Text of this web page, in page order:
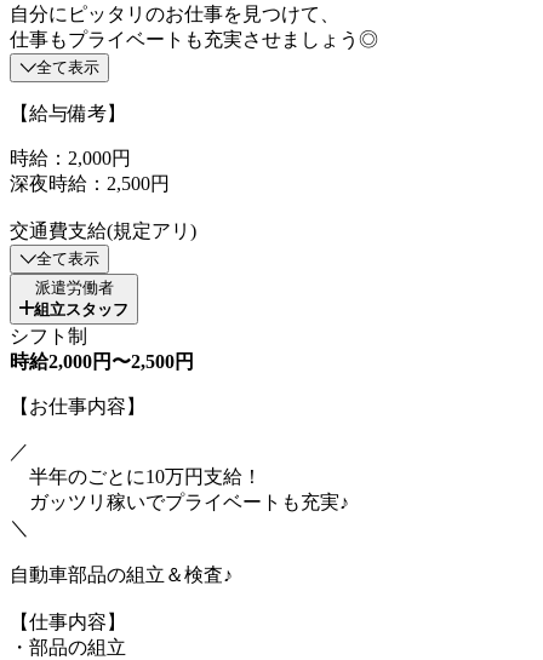
自分にピッタリのお仕事を見つけて、
仕事もプライベートも充実させましょう◎
全て表示
【給与備考】
時給：2,000円
深夜時給：2,500円
交通費支給(規定アリ)
全て表示
派遣労働者
組立スタッフ
シフト制
時給2,000円〜2,500円
【お仕事内容】
／
半年のごとに10万円支給！
ガッツリ稼いでプライベートも充実♪
＼
自動車部品の組立＆検査♪
【仕事内容】
・部品の組立